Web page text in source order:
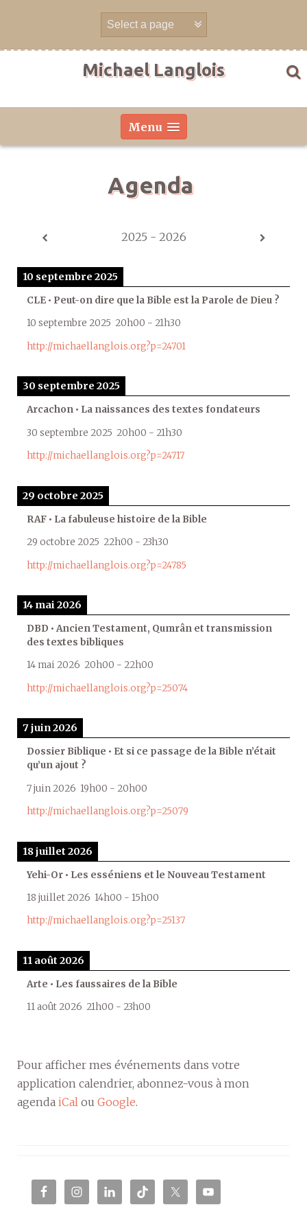
Michael Langlois
Menu
Agenda
2025 - 2026
10 septembre 2025
CLE • Peut-on dire que la Bible est la Parole de Dieu ?
10 septembre 2025 20h00 - 21h30
http://michaellanglois.org?p=24701
30 septembre 2025
Arcachon • La naissances des textes fondateurs
30 septembre 2025 20h00 - 21h30
http://michaellanglois.org?p=24717
29 octobre 2025
RAF • La fabuleuse histoire de la Bible
29 octobre 2025 22h00 - 23h30
http://michaellanglois.org?p=24785
14 mai 2026
DBD • Ancien Testament, Qumrân et transmission
des textes bibliques
14 mai 2026 20h00 - 22h00
http://michaellanglois.org?p=25074
7 juin 2026
Dossier Biblique • Et si ce passage de la Bible n’était
qu’un ajout ?
7 juin 2026 19h00 - 20h00
http://michaellanglois.org?p=25079
18 juillet 2026
Yehi-Or • Les esséniens et le Nouveau Testament
18 juillet 2026 14h00 - 15h00
http://michaellanglois.org?p=25137
11 août 2026
Arte • Les faussaires de la Bible
11 août 2026 21h00 - 23h00
Pour afficher mes événements dans votre
application calendrier, abonnez-vous à mon
agenda iCal ou Google.